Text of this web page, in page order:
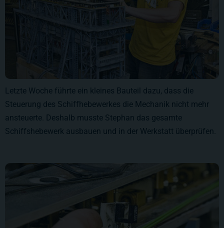
Letzte Woche führte ein kleines Bauteil dazu, dass die
Steuerung des Schiffhebewerkes die Mechanik nicht mehr
ansteuerte. Deshalb musste Stephan das gesamte
Schiffshebewerk ausbauen und in der Werkstatt überprüfen.